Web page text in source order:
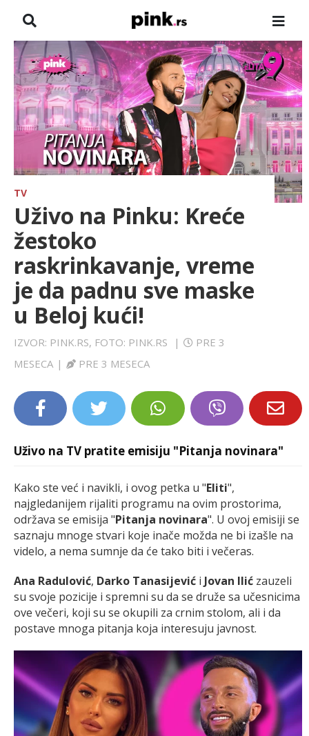
NASLOVNA
VESTI
ZADRUGA
SHOWBIZ
HRONIKA
PINKOVE ZVEZDE
ODEON
SPORT
LIFESTYLE
EXTRA
TV
Uživo na Pinku: Kreće
žestoko
raskrinkavanje, vreme
je da padnu sve maske
u Beloj kući!
IZVOR: PINK.RS, FOTO: PINK.RS |
PRE 3
MESECA | PRE 3 MESECA
Uživo na TV pratite emisiju "Pitanja novinara"
Kako ste već i navikli, i ovog petka u "Eliti",
najgledanijem rijaliti programu na ovim prostorima,
održava se emisija "Pitanja novinara". U ovoj emisiji se
saznaju mnoge stvari koje inače možda ne bi izašle na
videlo, a nema sumnje da će tako biti i večeras.
Ana Radulović, Darko Tanasijević i Jovan Ilić zauzeli
su svoje pozicije i spremni su da se druže sa učesnicima
ove večeri, koji su se okupili za crnim stolom, ali i da
postave mnoga pitanja koja interesuju javnost.